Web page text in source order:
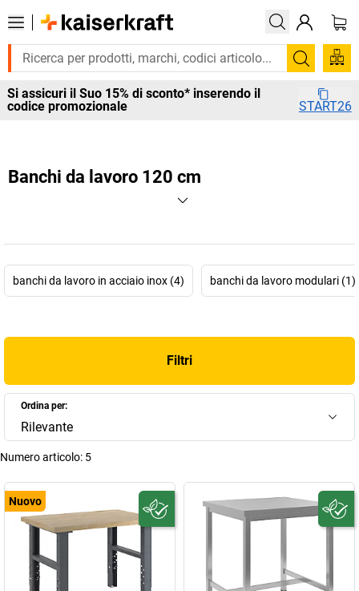
Cerca
Si assicuri il Suo 15% di sconto* inserendo il
codice promozionale
START26
Banchi da lavoro 120 cm
banchi da lavoro in acciaio inox (4) banchi da lavoro modulari (1)
Filtri
Ordina per:
Rilevante
Numero articolo: 5
Nuovo